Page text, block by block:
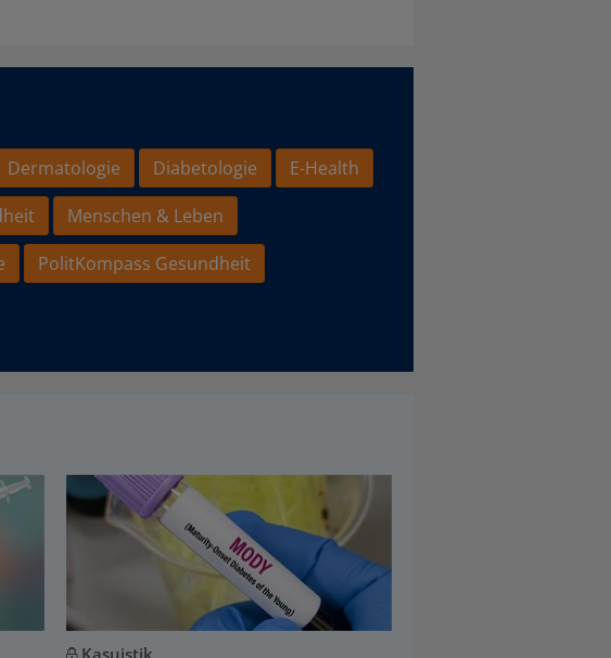
Dermatologie Diabetologie
E-Health
Menschen & Leben
PolitKompass Gesundheit
Kasuistik